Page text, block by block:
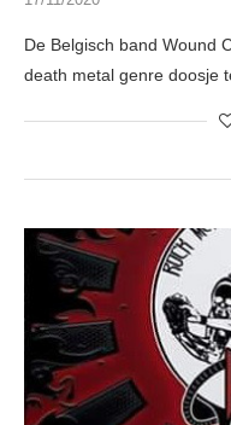
De Belgisch band Wound
death metal genre doosje